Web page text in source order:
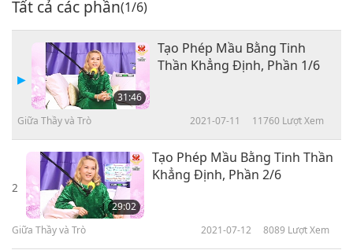
Tất cả các phần(1/6)
31:46
Tạo Phép Mầu Bằng Tinh
Thần Khẳng Định, Phần 1/6
Giữa Thầy và Trò 2021-07-11 11760 Lượt Xem
2
29:02
Tạo Phép Mầu Bằng Tinh Thần
Khẳng Định, Phần 2/6
Giữa Thầy và Trò 2021-07-12 8089 Lượt Xem